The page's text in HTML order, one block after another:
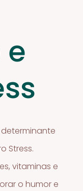
Stress.
vitaminas e
o humor e